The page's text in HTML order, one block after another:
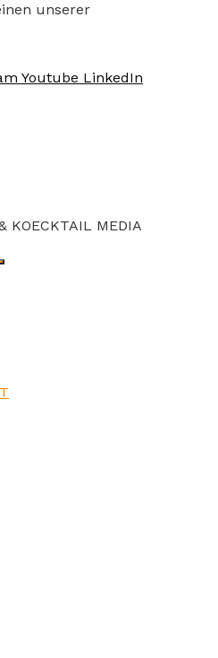
unserer
Youtube LinkedIn
KOECKTAIL MEDIA